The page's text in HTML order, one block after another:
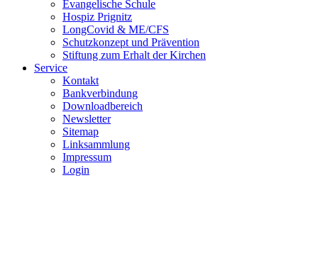
Evangelische Schule
Hospiz Prignitz
LongCovid & ME/CFS
Schutzkonzept und Prävention
Stiftung zum Erhalt der Kirchen
Service
Kontakt
Bankverbindung
Downloadbereich
Newsletter
Sitemap
Linksammlung
Impressum
Login